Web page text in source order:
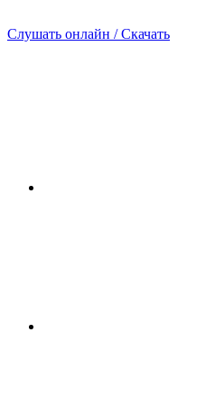
Слушать онлайн / Скачать